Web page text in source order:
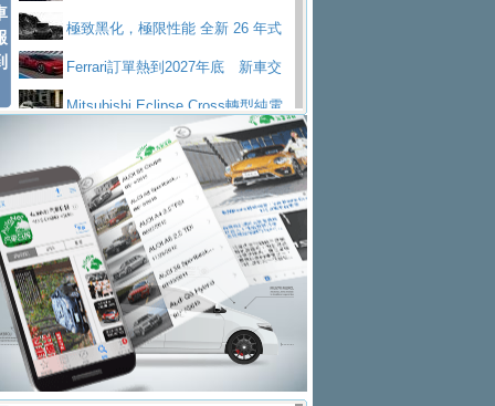
ptain Seat
EV
技的座駕! Ford Territory中型油電休旅
SO Super Great今日在台登場，結合先進安
ntis四品牌經銷權，全新多品牌旗艦展示中
心開幕啟用
屏東特搜大隊再添新利器 SITRAK
救助器材車買氣不衰、SUZUKI經銷商勇於開啟
全新大店，新北都鈴木占地500坪土城旗艦
展示中心開幕
2025第七屆ISUZU運轉職人挑戰賽
熱血登場 展現極致車技與專業職人精神
H2GP世界總決賽圓滿落幕 台灣團
隊表現精彩淨零減碳指標性應用 純電動水泥預
拌車 消防車除了滅火裝備還需要什麼？
一探SITRAK “準” 消防車的究竟
大益金龍初試啼聲，汽柴油5噸貨車
不是對手正宗年鑑2025年全球自動車年鑑1月
場 續航最高657公里、支援320kW快充
極致黑化，極限性能 全新 26 年式
DEFENDER OCTA BLACK 限量登台
Ferrari訂單熱到2027年底 新車交
付至少得等一年以上
Mitsubishi Eclipse Cross轉型純電
休旅 87kWh電池續航超過600公里
全新BMW 318i Touring豪華旅行車
全台限量200台 進化現型
不等零關稅的紅利，Jeep品牌今日
起展開首批車交車
Volvo EX60 即將叩關，靜肅性、底
盤與數位介面搶先揭露
Audi Q9 將於 2026 年底上市 旗艦
大型 SUV 鎖定七人座豪華市場
BMW攜手漫威電影【蜘蛛人：重生
日】 Skoda 發表全新 Peaq 內裝：七人
座純電旗艦 SUV，行李廂最大可達 935 公
全新純電 Mercedes-Benz C 400 4